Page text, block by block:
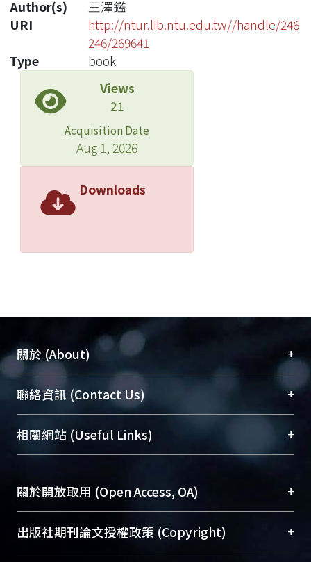
Author(s)
王澤鑑
URI
http://ntur.lib.ntu.edu.tw//handle/246
246/269641
Type
book
Views
21
Acquisition Date
Aug 1, 2026
Downloads
關於 (About) +
臺大位居世界頂尖大學之列，為永久珍藏及向國際
展現本校豐碩的研究成果及學術能量，圖書館整合
機構典藏（NTUR）與學術庫（AH）不同功能平
台，成為臺大學術典藏NTU scholars。期能整合研
究能量、促進交流合作、保存學術產出、推廣研究
成果。
To permanently archive and promote researcher
profiles and scholarly works, Library integrates the
services of “NTU Repository” with “Academic
聯絡資訊 (Contact Us) +
總館學科館員(Main Library)
醫學圖書館學科館員(Medical Library)
(Social
Sciences Library)
相關網站 (Useful Links) +
關於開放取用 (Open Access, OA) +
開放取用是從使用者角度提升資訊取用性的社會運
動，應用在學術研究上是透過將研究著作公開供使
出版社期刊論文授權政策 (Copyright) +